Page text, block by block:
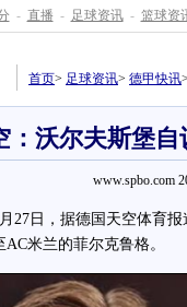
- 直播 - 足球资讯 - 篮球资
首页> 足球资讯> 德甲快讯
：沃尔夫斯堡
www.spbo.com
日，据德国天空体育报
米兰的菲尔克鲁格。